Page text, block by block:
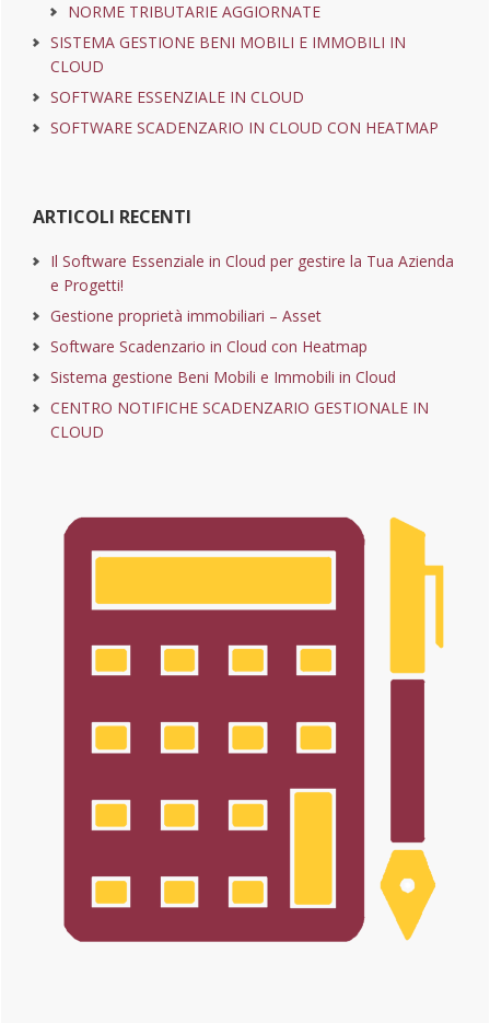
NORME TRIBUTARIE AGGIORNATE
SISTEMA GESTIONE BENI MOBILI E IMMOBILI IN
CLOUD
SOFTWARE ESSENZIALE IN CLOUD
SOFTWARE SCADENZARIO IN CLOUD CON HEATMAP
ARTICOLI RECENTI
Il Software Essenziale in Cloud per gestire la Tua Azienda
e Progetti!
Gestione proprietà immobiliari – Asset
Software Scadenzario in Cloud con Heatmap
Sistema gestione Beni Mobili e Immobili in Cloud
CENTRO NOTIFICHE SCADENZARIO GESTIONALE IN
CLOUD